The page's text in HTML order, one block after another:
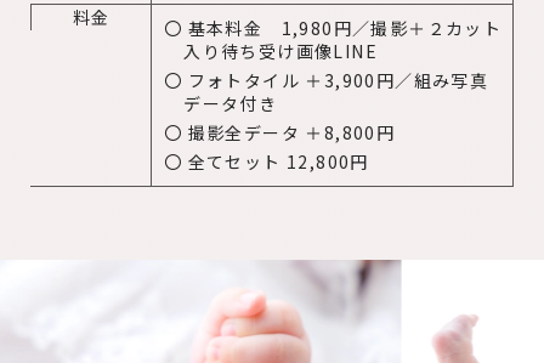
料金
基本料金 1,980円／撮影＋２カット
入り待ち受け画像LINE
フォトタイル ＋3,900円／組み写真
データ付き
撮影全データ ＋8,800円
全てセット 12,800円